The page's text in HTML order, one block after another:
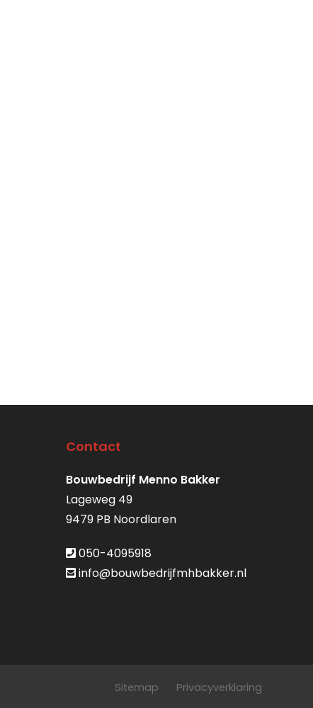
Contact
Bouwbedrijf Menno Bakker
Lageweg 49
9479 PB Noordlaren
050-4095918
info@bouwbedrijfmhbakker.nl
Sitemap Privacyverklaring